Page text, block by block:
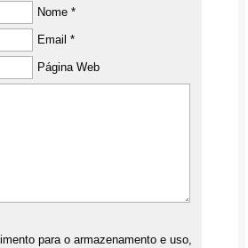
Nome *
Email *
Página Web
para o armazenamento e uso,